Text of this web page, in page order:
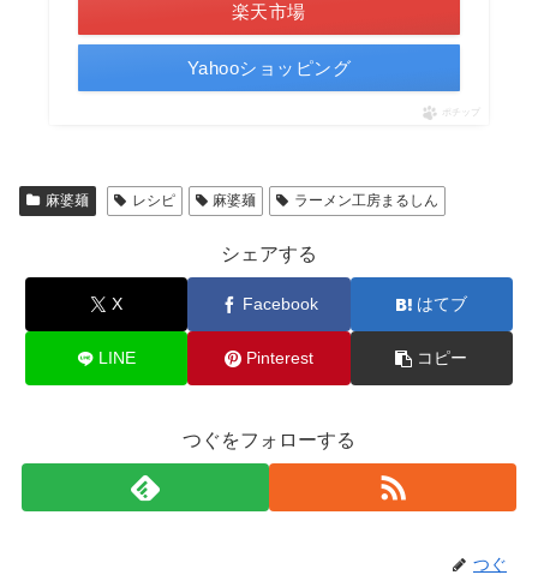
楽天市場
Yahooショッピング
ポチップ
麻婆麺 レシピ 麻婆麺 ラーメン工房まるしん
シェアする
X Facebook はてブ
LINE Pinterest コピー
つぐをフォローする
つぐ